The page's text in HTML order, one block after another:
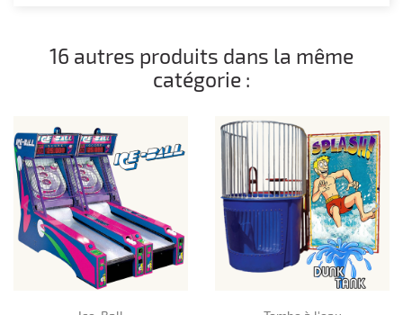
16 autres produits dans la même
catégorie :